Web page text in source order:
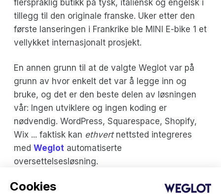
Cookies
flerspråklig butikk på tysk, italiensk og engelsk i
tillegg til den originale franske. Uker etter den
første lanseringen i Frankrike ble MINI E-bike 1 et
vellykket internasjonalt prosjekt.
En annen grunn til at de valgte Weglot var på
grunn av hvor enkelt det var å legge inn og
bruke, og det er den beste delen av løsningen
vår: Ingen utviklere og ingen koding er
nødvendig. WordPress, Squarespace, Shopify,
Wix ... faktisk kan ethvertnettsted integreres
med Weglot automatiserte
oversettelsesløsning.
Vi har utviklet en oversettelsesløsning som ikke